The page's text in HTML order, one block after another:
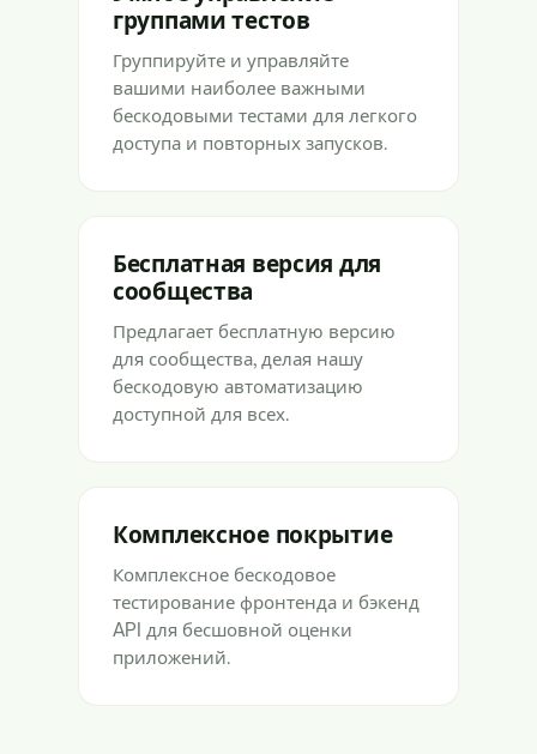
группами тестов
Группируйте и управляйте
вашими наиболее важными
бескодовыми тестами для легкого
доступа и повторных запусков.
Бесплатная версия для
сообщества
Предлагает бесплатную версию
для сообщества, делая нашу
бескодовую автоматизацию
доступной для всех.
Комплексное покрытие
Комплексное бескодовое
тестирование фронтенда и бэкенд
API для бесшовной оценки
приложений.